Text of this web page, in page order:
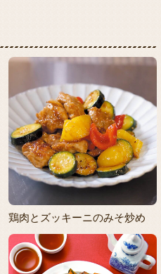
鶏肉とズッキーニのみそ炒め